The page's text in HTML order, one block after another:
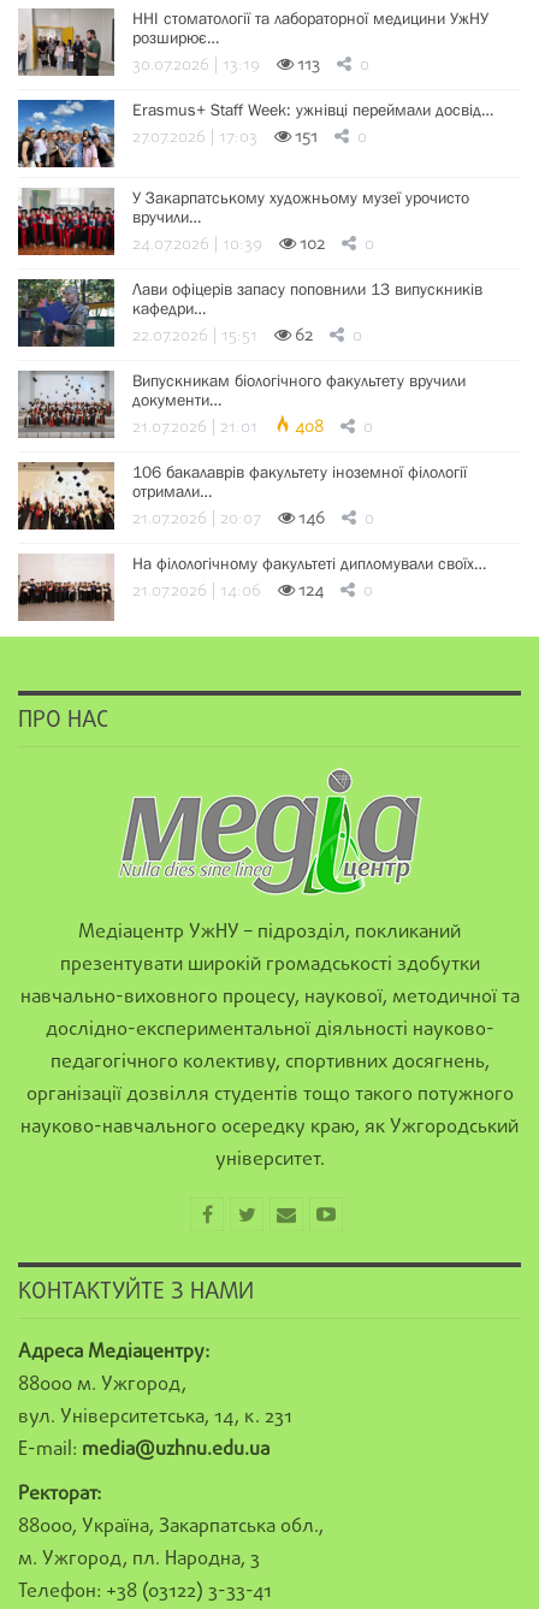
ННІ стоматології та лабораторної медицини УжНУ
розширює…
30.07.2026 | 13:19 113 0
Erasmus+ Staff Week: ужнівці переймали досвід…
27.07.2026 | 17:03 151 0
У Закарпатському художньому музеї урочисто
вручили…
24.07.2026 | 10:39 102 0
Лави офіцерів запасу поповнили 13 випускників
кафедри…
22.07.2026 | 15:51 62 0
Випускникам біологічного факультету вручили
документи…
21.07.2026 | 21:01 408 0
106 бакалаврів факультету іноземної філології
отримали…
21.07.2026 | 20:07 146 0
На філологічному факультеті дипломували своїх…
21.07.2026 | 14:06 124 0
ПРО НАС
Медіацентр УжНУ – підрозділ, покликаний
презентувати широкій громадськості здобутки
навчально-виховного процесу, наукової, методичної та
дослідно-експериментальної діяльності науково-
педагогічного колективу, спортивних досягнень,
організації дозвілля студентів тощо такого потужного
науково-навчального осередку краю, як Ужгородський
університет.
КОНТАКТУЙТЕ З НАМИ
Адреса Медіацентру:
88000 м. Ужгород,
вул. Університетська, 14, к. 231
E-mail: media@uzhnu.edu.ua
Ректорат:
88000, Україна, Закарпатська обл.,
м. Ужгород, пл. Народна, 3
Телефон: +38 (03122) 3-33-41